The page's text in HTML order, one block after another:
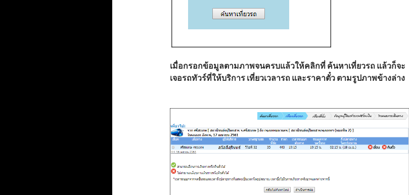
เมื่อกรอกข้อมูลตามภาพจนครบแล้วให้คลิกที่ ค้นหาเที่ยวรถ แล้วก็จะ
เจอรถทัวร์ที่ให้บริการ เที่ยวเวลารถ และราคาตั๋ว ตามรูปภาพข้างล่าง